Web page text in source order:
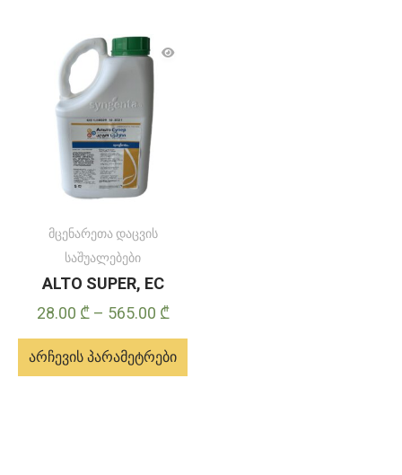
მცენარეთა დაცვის
საშუალებები
ALTO SUPER, EC
28.00 ₾ – 565.00 ₾Price
range:
28.00 ₾
არჩევის პარამეტრები